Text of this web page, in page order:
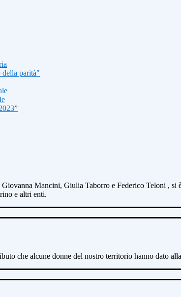
della parità"
Mancini, Giulia Taborro e Federico Teloni , si
e altri enti.
che alcune donne del nostro territorio hanno dato